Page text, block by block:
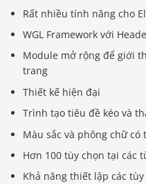
Rất nhiều tính năng cho
WGL Framework với
Module mở rộng để giới
trang
Thiết kế hiện đại
Trình tạo tiêu đề kéo và
Màu sắc và phông chữ có
Hơn 100 tùy chọn tại các
Khả năng thiết lập các